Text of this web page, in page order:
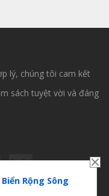
lý, chúng tôi cam kết
sách tuyệt vời và đáng
Rộng Sông